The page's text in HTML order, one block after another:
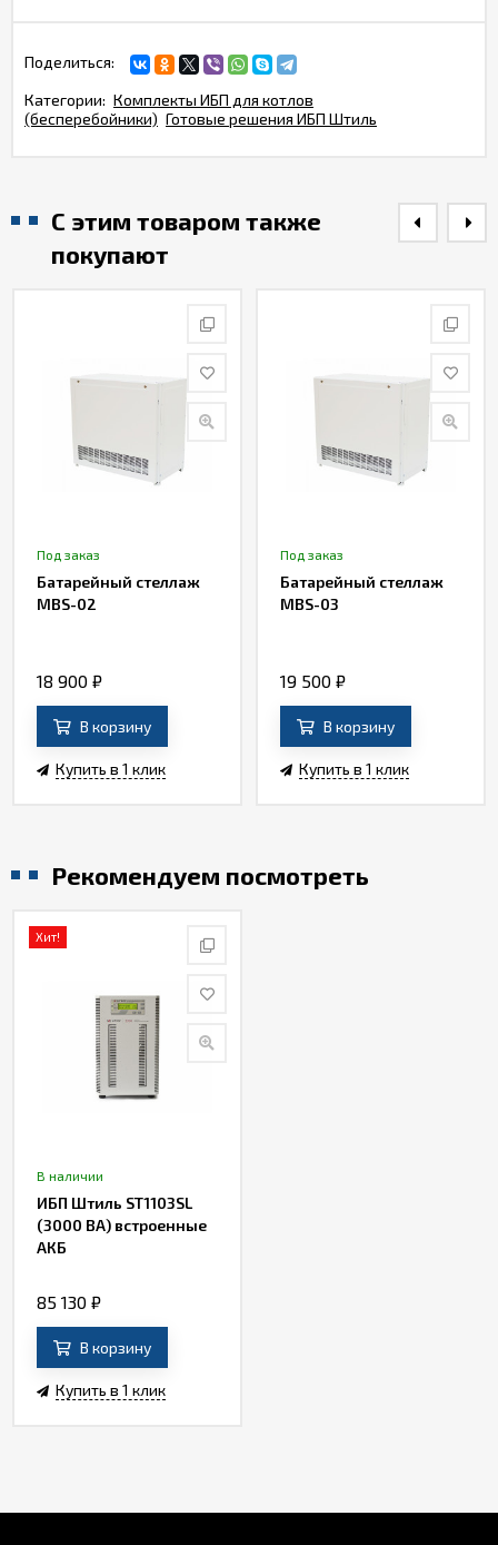
Поделиться:
Категории: Комплекты ИБП для котлов
(бесперебойники) Готовые решения ИБП Штиль
С этим товаром также
покупают
Под заказ
Батарейный стеллаж
MBS-02
18 900 ₽
В корзину
Купить в 1 клик
Под заказ
Батарейный стеллаж
MBS-03
19 500 ₽
В корзину
Купить в 1 клик
Рекомендуем посмотреть
Хит!
В наличии
ИБП Штиль ST1103SL
(3000 ВА) встроенные
АКБ
85 130 ₽
В корзину
Купить в 1 клик